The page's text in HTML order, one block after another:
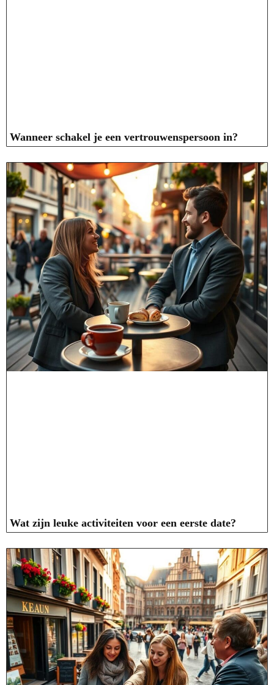
Wanneer schakel je een vertrouwenspersoon in?
Wat zijn leuke activiteiten voor een eerste date?